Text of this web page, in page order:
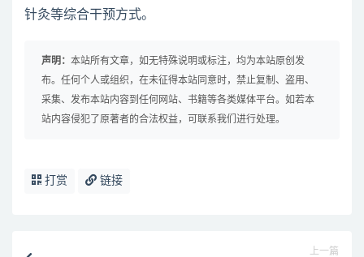
针灸等综合干预方式。
声明： 本站所有文章，如无特殊说明或标注，均为本站原创发
布。任何个人或组织，在未征得本站同意时，禁止复制、盗用、
采集、发布本站内容到任何网站、书籍等各类媒体平台。如若本
站内容侵犯了原著者的合法权益，可联系我们进行处理。
打赏 链接
上一篇